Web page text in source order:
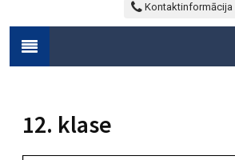
Kontaktinformācija
12. klase